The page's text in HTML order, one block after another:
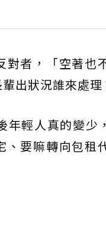
對者，「空著也
出狀況誰來處理
年輕人真的變
、要嘛轉向包租